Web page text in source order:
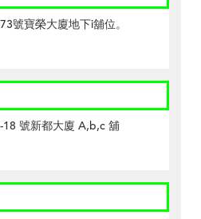
號寶榮大廈地下i舖位。
號新都大廈 A,b,c 舖